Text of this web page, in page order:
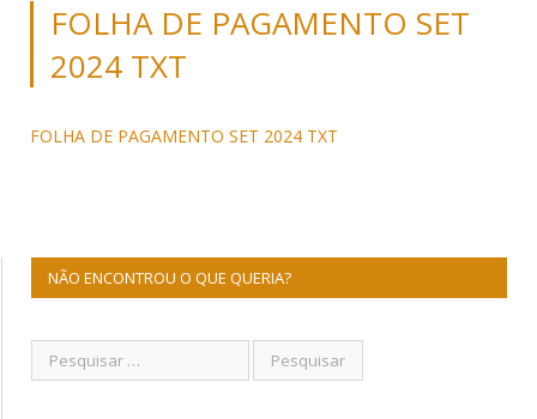
FOLHA DE PAGAMENTO SET
2024 TXT
FOLHA DE PAGAMENTO SET 2024 TXT
NÃO ENCONTROU O QUE QUERIA?